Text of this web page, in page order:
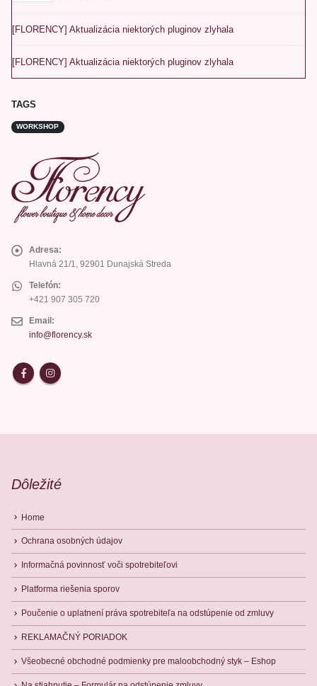
[FLORENCY] Aktualizácia niektorých pluginov zlyhala
[FLORENCY] Aktualizácia niektorých pluginov zlyhala
TAGS
WORKSHOP
Adresa:
Hlavná 21/1, 92901 Dunajská Streda
Telefón:
+421 907 305 720
Email:
info@florency.sk
Dôležité
Home
Ochrana osobných údajov
Informačná povinnosť voči spotrebiteľovi
Platforma riešenia sporov
Poučenie o uplatnení práva spotrebiteľa na odstúpenie od zmluvy
REKLAMAČNÝ PORIADOK
Všeobecné obchodné podmienky pre maloobchodný styk – Eshop